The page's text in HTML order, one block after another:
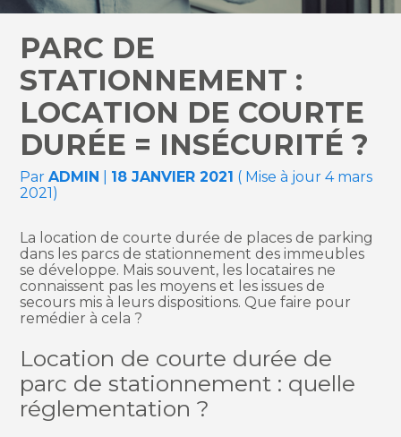
PARC DE
STATIONNEMENT :
LOCATION DE COURTE
DURÉE = INSÉCURITÉ ?
ParADMIN 18 JANVIER 2021 ( Mise à jour 4 mars
2021)
La location de courte durée de places de parking
dans les parcs de stationnement des immeubles
se développe. Mais souvent, les locataires ne
connaissent pas les moyens et les issues de
secours mis à leurs dispositions. Que faire pour
remédier à cela ?
Location de courte durée de
parc de stationnement : quelle
réglementation ?